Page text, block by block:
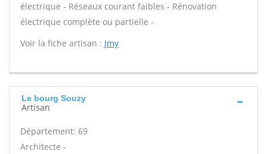
électrique - Réseaux courant faibles - Rénovation
électrique complète ou partielle -
Voir la fiche artisan : Jmy
Le bourg Souzy
Artisan
Département: 69
Architecte -